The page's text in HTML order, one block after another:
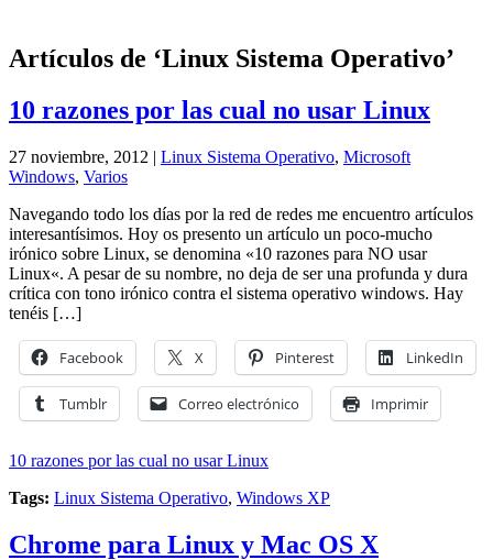
Artículos de ‘Linux Sistema Operativo’
10 razones por las cual no usar Linux
27 noviembre, 2012 | Linux Sistema Operativo, Microsoft
Windows, Varios
Navegando todo los días por la red de redes me encuentro artículos
interesantísimos. Hoy os presento un artículo un poco-mucho
irónico sobre Linux, se denomina «10 razones para NO usar
Linux«. A pesar de su nombre, no deja de ser una profunda y dura
crítica con tono irónico contra el sistema operativo windows. Hay
tenéis […]
Facebook X Pinterest LinkedIn
Tumblr Correo electrónico Imprimir
10 razones por las cual no usar Linux
Tags: Linux Sistema Operativo, Windows XP
Chrome para Linux y Mac OS X